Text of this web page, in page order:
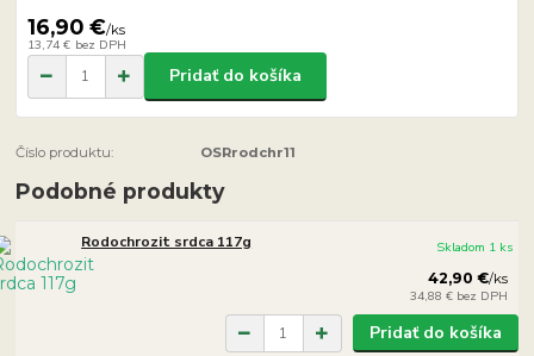
16,90 €/ks
13,74 € bez DPH
Pridať do košíka
Číslo produktu: OSRrodchr11
Podobné produkty
Rodochrozit srdca 117g
42,90 €/ks
34,88 € bez DPH
Skladom 1 ks
Pridať do košíka